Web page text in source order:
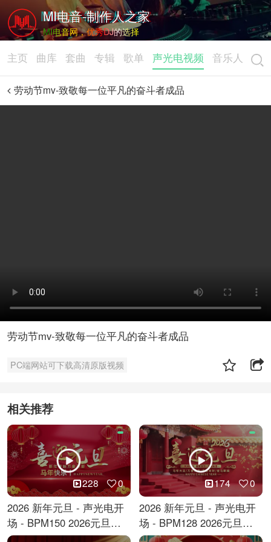
MI电音-制作人之家
MI电音网，优秀DJ的选择
主页 曲库 套曲 专辑 歌单 声光电视频 音乐人
劳动节mv-致敬每一位平凡的奋斗者成品
劳动节mv-致敬每一位平凡的奋斗者成品
PC端网站可下载高清原版视频
相关推荐
228 0
2026 新年元旦 - 声光电开
场 - BPM150 2026元旦跨
年倒计时
174 0
2026 新年元旦 - 声光电开
场 - BPM128 2026元旦马
年